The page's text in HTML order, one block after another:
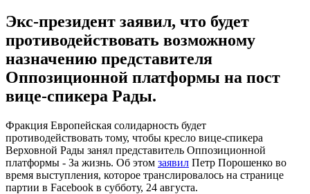
Экс-президент заявил, что будет
противодействовать возможному
назначению представителя
Оппозиционной платформы на пост
вице-спикера Рады.
Фракция Европейская солидарность будет
противодействовать тому, чтобы кресло вице-спикера
Верховной Рады занял представитель Оппозиционной
платформы - За жизнь. Об этом заявил Петр Порошенко во
время выступления, которое транслировалось на странице
партии в Facebook в субботу, 24 августа.